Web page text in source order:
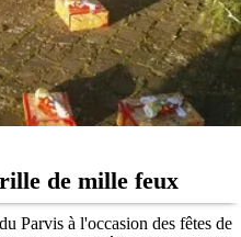
de mille feux
Parvis à l'occasion des fêtes de